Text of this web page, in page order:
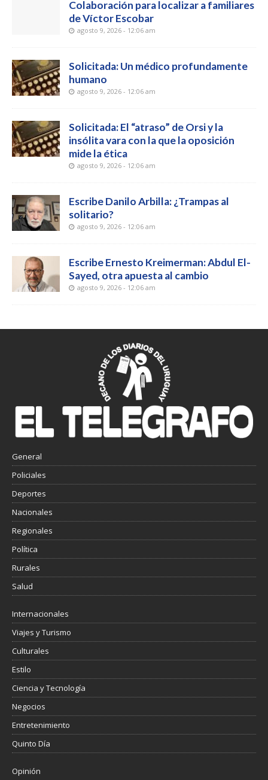
Colaboración para localizar a familiares
de Víctor Escobar
agosto 9, 2026 - 12:06 am
Solicitada: Un médico profundamente
humano
agosto 9, 2026 - 12:06 am
Solicitada: El “atraso” de Orsi y la
insólita vara con la que la oposición
mide la ética
agosto 9, 2026 - 12:06 am
Escribe Danilo Arbilla: ¿Trampas al
solitario?
agosto 9, 2026 - 12:06 am
Escribe Ernesto Kreimerman: Abdul El-
Sayed, otra apuesta al cambio
agosto 9, 2026 - 12:06 am
General
Policiales
Deportes
Nacionales
Regionales
Política
Rurales
Salud
Internacionales
Viajes y Turismo
Culturales
Estilo
Ciencia y Tecnología
Negocios
Entretenimiento
Quinto Día
Opinión